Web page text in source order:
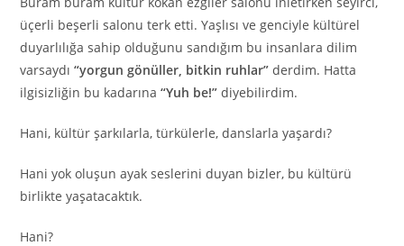
üçerli beşerli salonu terk etti. Yaşlısı ve genciyle kültürel
duyarlılığa sahip olduğunu sandığım bu insanlara dilim
varsaydı“yorgun gönüller, bitkin ruhlar” derdim. Hatta
ilgisizliğin bu kadarına“Yuh be!” diyebilirdim.
Hani, kültür şarkılarla, türkülerle, danslarla yaşardı?
Hani yok oluşun ayak seslerini duyan bizler, bu kültürü
birlikte yaşatacaktık.
Hani?